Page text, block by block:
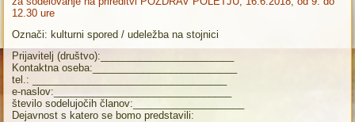
12.30 ure
Označi: kulturni spored / udeležba na stojnici
Prijavitelj (društvo):________________________
Kontaktna oseba:__________________________
tel.: ___________________________________
e-naslov:________________________________
število sodelujočih članov:____________________
Dejavnost s katero se bomo predstavili: